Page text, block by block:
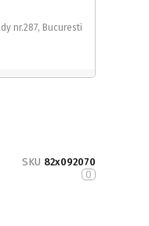
nr.287, Bucuresti
SKU 82x092070
0